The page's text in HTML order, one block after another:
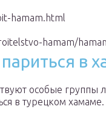
hamam.html
hamam/
в
особые группы
в турецком хамаме.